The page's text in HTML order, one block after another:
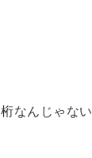
なんじゃない